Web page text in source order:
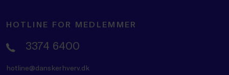
HOTLINE FOR MEDLEMMER
3374 6400
hotline@danskerhverv.dk